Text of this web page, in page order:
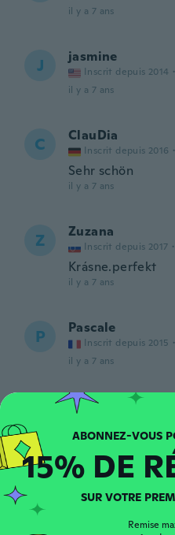
il y a 7 ans
J jasmine
Inscrit depuis 2014 ·
il y a 7 ans
C ClauDia
Inscrit depuis 2016 ·
Sehr schön
il y a 7 ans
Z Zuzana
Inscrit depuis 2017 ·
Krásne.perfekt
il y a 7 ans
P Pascale
Inscrit depuis 2015 ·
il y a 7 ans
Conny
Ganz schön
il y a 7 ans
G Gabriella
15% DE
SUR VOTRE
Remise